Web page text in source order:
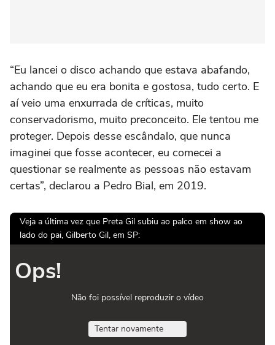
“Eu lancei o disco achando que estava abafando,
achando que eu era bonita e gostosa, tudo certo. E
aí veio uma enxurrada de críticas, muito
conservadorismo, muito preconceito. Ele tentou me
proteger. Depois desse escândalo, que nunca
imaginei que fosse acontecer, eu comecei a
questionar se realmente as pessoas não estavam
certas”, declarou a Pedro Bial, em 2019.
Veja a última vez que Preta Gil subiu ao palco em show ao
lado do pai, Gilberto Gil, em SP:
Ops!
Não foi possível reproduzir o vídeo
Tentar novamente